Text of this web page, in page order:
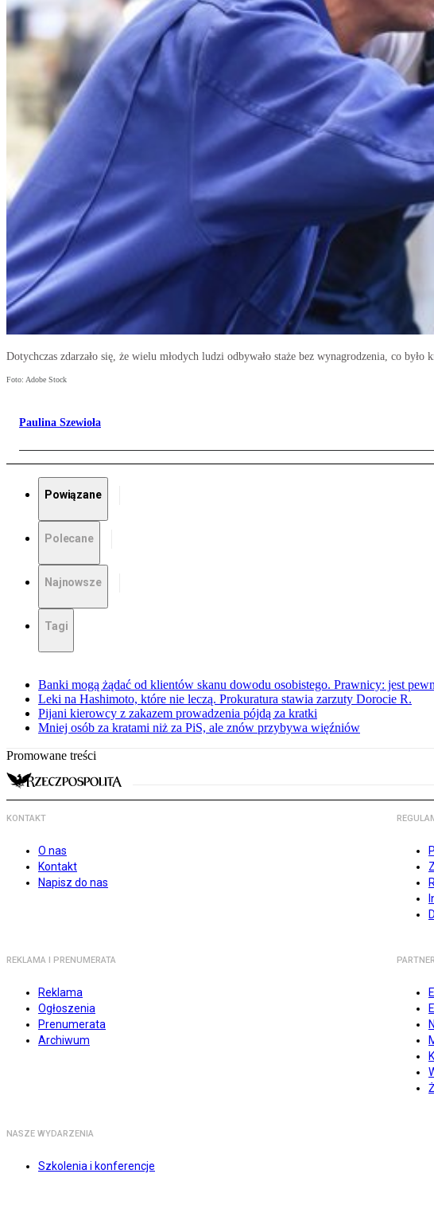
Dotychczas zdarzało się, że wielu młodych ludzi odbywało staże bez wynagrodzenia, co
Foto: Adobe Stock
Paulina Szewioła
Powiązane
Polecane
Najnowsze
Tagi
Banki mogą żądać od klientów skanu dowodu osobistego. Prawnicy: jest
Leki na Hashimoto, które nie leczą. Prokuratura stawia zarzuty Dorocie R.
Pijani kierowcy z zakazem prowadzenia pójdą za kratki
Mniej osób za kratami niż za PiS, ale znów przybywa więźniów
Promowane treści
KONTAKT
O nas
Kontakt
Napisz do nas
REKLAMA I PRENUMERATA
Reklama
Ogłoszenia
Prenumerata
Archiwum
NASZE WYDARZENIA
Szkolenia i konferencje